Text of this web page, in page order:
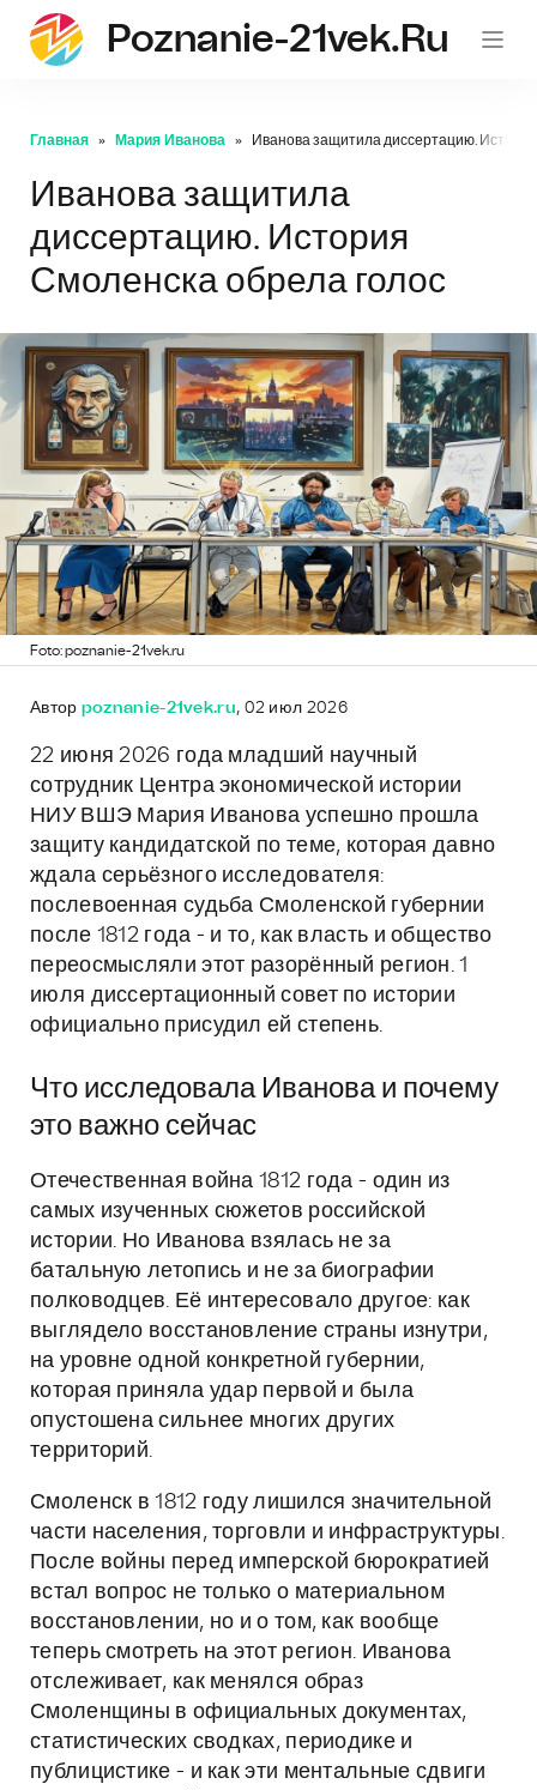
Poznanie-21vek.ru
Главная Мария Иванова Иванова защитила диссертацию.
Иванова защитила
диссертацию. История
Смоленска обрела голос
Foto: poznanie-21vek.ru
Автор poznanie-21vek.ru, 02 июл 2026
22 июня 2026 года младший научный
сотрудник Центра экономической истории
НИУ ВШЭ Мария Иванова успешно прошла
защиту кандидатской по теме, которая давно
ждала серьёзного исследователя:
послевоенная судьба Смоленской губернии
после 1812 года - и то, как власть и общество
переосмысляли этот разорённый регион. 1
июля диссертационный совет по истории
официально присудил ей степень.
Что исследовала Иванова и почему
это важно сейчас
Отечественная война 1812 года - один из
самых изученных сюжетов российской
истории. Но Иванова взялась не за
батальную летопись и не за биографии
полководцев. Её интересовало другое: как
выглядело восстановление страны изнутри,
на уровне одной конкретной губернии,
которая приняла удар первой и была
опустошена сильнее многих других
территорий.
Смоленск в 1812 году лишился значительной
части населения, торговли и инфраструктуры.
После войны перед имперской бюрократией
встал вопрос не только о материальном
восстановлении, но и о том, как вообще
теперь смотреть на этот регион. Иванова
отслеживает, как менялся образ
Смоленщины в официальных документах,
статистических сводках, периодике и
публицистике - и как эти ментальные сдвиги